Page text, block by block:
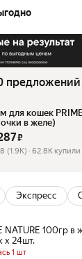
предложений
для кошек
в желе)
₽
(1.9K) · 62.8K купили
Экспресс
NATURE 100гр в
х 24шт.
1 шт